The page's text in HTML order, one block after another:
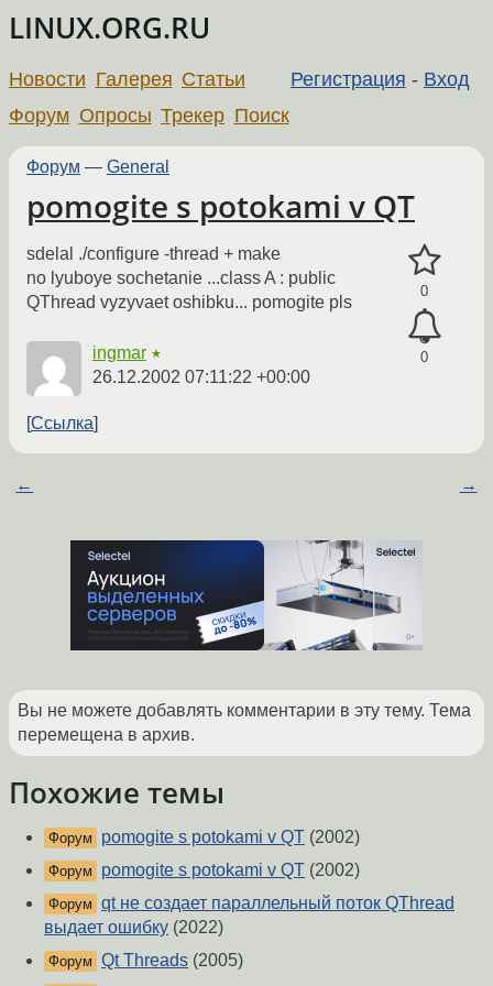
LINUX.ORG.RU
Регистрация - Вход
Новости Галерея Статьи
Форум Опросы Трекер Поиск
Форум — General
pomogite s potokami v QT
0
0
sdelal ./configure -thread + make
no lyuboye sochetanie ...class A : public
QThread vyzyvaet oshibku... pomogite pls
ingmar ★
26.12.2002 07:11:22 +00:00
Ссылка
← →
Вы не можете добавлять комментарии в эту тему. Тема
перемещена в архив.
Похожие темы
Форум pomogite s potokami v QT (2002)
Форум pomogite s potokami v QT (2002)
Форум qt не создает параллельный поток QThread
выдает ошибку (2022)
Форум Qt Threads (2005)